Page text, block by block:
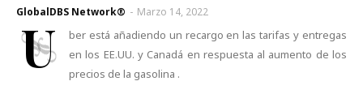
GlobalDBS Network® - Marzo 14, 2022
U
ber está añadiendo un recargo en las tarifas y entregas
en los EE.UU. y Canadá en respuesta al aumento de los
precios de la gasolina .